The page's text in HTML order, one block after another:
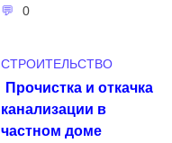
0
СТРОИТЕЛЬСТВО
Прочистка и откачка
канализации в
частном доме